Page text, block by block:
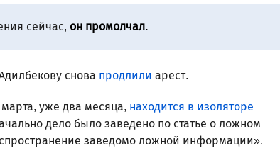
сейчас, он промолчал.
снова продлили арест.
уже два месяца, находится в изоляторе
дело было заведено по статье о ложном
заведомо ложной информации».